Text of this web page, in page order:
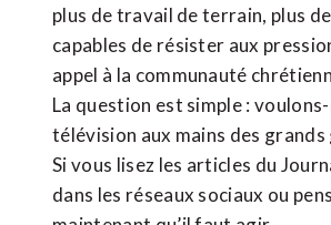
plus de travail de terrain, plus
capables de résister aux
appel à la communauté
La question est simple :
télévision aux mains des grands
Si vous lisez les articles du
dans les réseaux sociaux ou